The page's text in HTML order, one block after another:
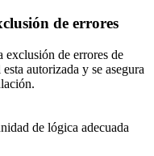
de errores
exclusión de errores de
autorizada y se asegura
de lógica adecuada